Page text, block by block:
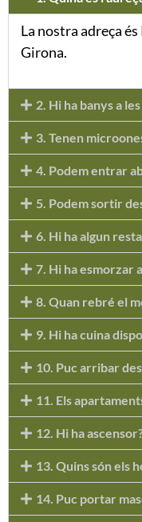
La nostra adreça
Girona.
2. Hi ha banys a
3. Tenen
4. Podem entrar
5. Podem sortir
6. Hi ha algun
7. Hi ha esmorzar
8. Quan rebré el
9. Hi ha cuina
10. Puc arribar
11. Els
12. Hi ha
13. Quins són els
14. Puc portar